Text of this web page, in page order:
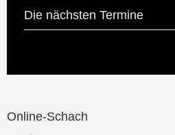
Die nächsten Termine
Online-Schach